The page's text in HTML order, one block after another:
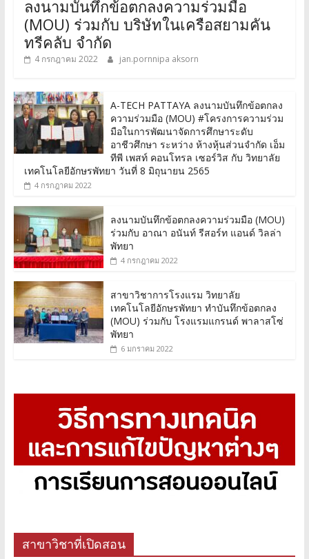
ลงนามบันทึกข้อตกลงความร่วมมือ
(MOU) ร่วมกับ บริษัทในเครือสยามคัน
ทรีคลับ จำกัด
4 กรกฎาคม 2022 jan.pornnipa aksorn
A-TECH PATTAYA ลงนามบันทึกข้อตกลง
ความร่วมมือ (MOU) #โครงการความร่วม
มือในการพัฒนาจัดการศึกษาระดับ
อาชีวศึกษา ระหว่าง ห้างหุ้นส่วนจำกัด เอ็ม
ทีพี เพสท์ คอนโทรล เซอร์วิส กับ วิทยาลัย
เทคโนโลยีอักษรพัทยา วันที่ 8 มิถุนายน 2565
4 กรกฎาคม 2022
ลงนามบันทึกข้อตกลงความร่วมมือ (MOU)
ร่วมกับ อาณา อนันท์ รีสอร์ท แอนด์ วิลล่า
พัทยา
4 กรกฎาคม 2022
สาขาวิชาการโรงแรม วิทยาลัย
เทคโนโลยีอักษรพัทยา ทำบันทึกข้อตกลง
(MOU) ร่วมกับ โรงแรมแกรนด์ พาลาสโซ่
พัทยา
6 มกราคม 2022
สาขาวิชาที่เปิดสอน